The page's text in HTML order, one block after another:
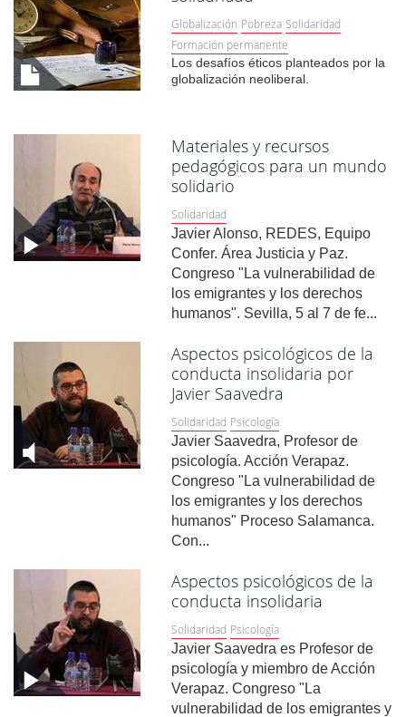
Globalización Pobreza Solidaridad
Formación permanente
Los desafíos éticos planteados por la
globalización neoliberal.
Materiales y recursos
pedagógicos para un mundo
solidario
Solidaridad
Javier Alonso, REDES, Equipo
Confer. Área Justicia y Paz.
Congreso "La vulnerabilidad de
los emigrantes y los derechos
humanos". Sevilla, 5 al 7 de fe...
Aspectos psicológicos de la
conducta insolidaria por
Javier Saavedra
Solidaridad Psicología
Javier Saavedra, Profesor de
psicología. Acción Verapaz.
Congreso "La vulnerabilidad de
los emigrantes y los derechos
humanos" Proceso Salamanca.
Con...
Aspectos psicológicos de la
conducta insolidaria
Solidaridad Psicología
Javier Saavedra es Profesor de
psicología y miembro de Acción
Verapaz. Congreso "La
vulnerabilidad de los emigrantes y